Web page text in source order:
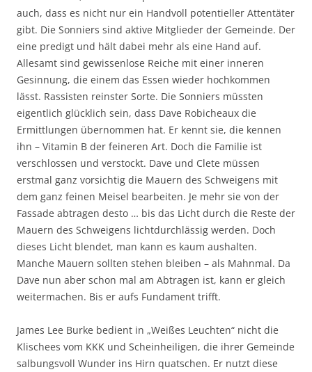
auch, dass es nicht nur ein Handvoll potentieller Attentäter
gibt. Die Sonniers sind aktive Mitglieder der Gemeinde. Der
eine predigt und hält dabei mehr als eine Hand auf.
Allesamt sind gewissenlose Reiche mit einer inneren
Gesinnung, die einem das Essen wieder hochkommen
lässt. Rassisten reinster Sorte. Die Sonniers müssten
eigentlich glücklich sein, dass Dave Robicheaux die
Ermittlungen übernommen hat. Er kennt sie, die kennen
ihn – Vitamin B der feineren Art. Doch die Familie ist
verschlossen und verstockt. Dave und Clete müssen
erstmal ganz vorsichtig die Mauern des Schweigens mit
dem ganz feinen Meisel bearbeiten. Je mehr sie von der
Fassade abtragen desto … bis das Licht durch die Reste der
Mauern des Schweigens lichtdurchlässig werden. Doch
dieses Licht blendet, man kann es kaum aushalten.
Manche Mauern sollten stehen bleiben – als Mahnmal. Da
Dave nun aber schon mal am Abtragen ist, kann er gleich
weitermachen. Bis er aufs Fundament trifft.
James Lee Burke bedient in „Weißes Leuchten“ nicht die
Klischees vom KKK und Scheinheiligen, die ihrer Gemeinde
salbungsvoll Wunder ins Hirn quatschen. Er nutzt diese